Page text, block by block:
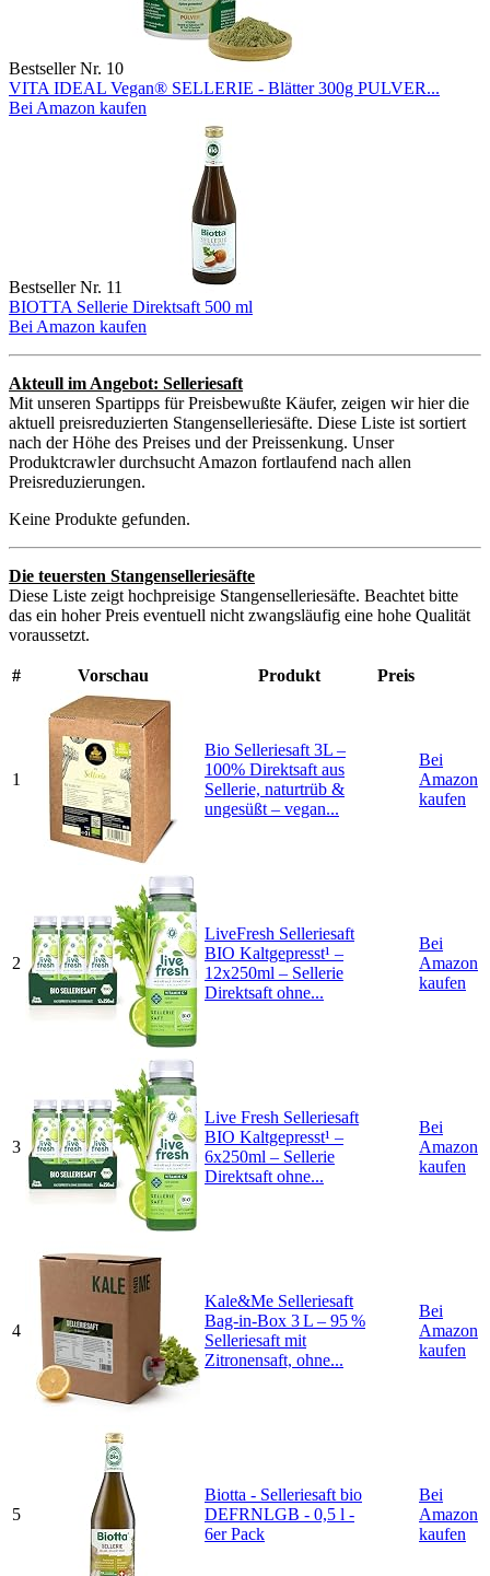
Bestseller Nr. 10
VITA IDEAL Vegan® SELLERIE - Blätter 300g PULVER...
Bei Amazon kaufen
Bestseller Nr. 11
BIOTTA Sellerie Direktsaft 500 ml
Bei Amazon kaufen
Akteull im Angebot: Selleriesaft
Mit unseren Spartipps für Preisbewußte Käufer, zeigen wir hier die
aktuell preisreduzierten Stangenselleriesäfte. Diese Liste ist sortiert
nach der Höhe des Preises und der Preissenkung. Unser
Produktcrawler durchsucht Amazon fortlaufend nach allen
Preisreduzierungen.
Keine Produkte gefunden.
Die teuersten Stangenselleriesäfte
Diese Liste zeigt hochpreisige Stangenselleriesäfte. Beachtet bitte
das ein hoher Preis eventuell nicht zwangsläufig eine hohe Qualität
voraussetzt.
# Vorschau Produkt Preis
1
Bio Selleriesaft 3L –
100% Direktsaft aus
Sellerie, naturtrüb &
ungesüßt – vegan...
Bei
Amazon
kaufen
2
LiveFresh Selleriesaft
BIO Kaltgepresst¹ –
12x250ml – Sellerie
Direktsaft ohne...
Bei
Amazon
kaufen
3
Live Fresh Selleriesaft
BIO Kaltgepresst¹ –
6x250ml – Sellerie
Direktsaft ohne...
Bei
Amazon
kaufen
4
Kale&Me Selleriesaft
Bag-in-Box 3 L – 95 %
Selleriesaft mit
Zitronensaft, ohne...
Bei
Amazon
kaufen
5
Biotta - Selleriesaft bio
DEFRNLGB - 0,5 l -
6er Pack
Bei
Amazon
kaufen